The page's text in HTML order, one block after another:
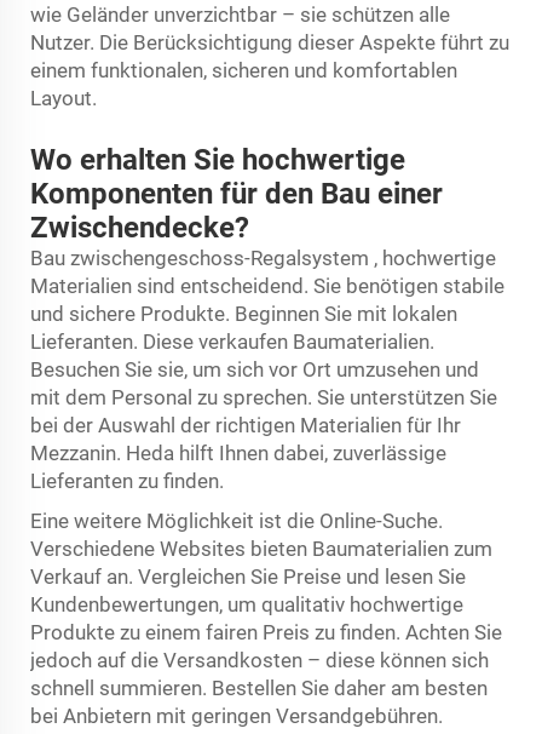
wie Geländer unverzichtbar – sie schützen alle
Nutzer. Die Berücksichtigung dieser Aspekte führt zu
einem funktionalen, sicheren und komfortablen
Layout.
Wo erhalten Sie hochwertige
Komponenten für den Bau einer
Zwischendecke?
Bau zwischengeschoss-Regalsystem , hochwertige
Materialien sind entscheidend. Sie benötigen stabile
und sichere Produkte. Beginnen Sie mit lokalen
Lieferanten. Diese verkaufen Baumaterialien.
Besuchen Sie sie, um sich vor Ort umzusehen und
mit dem Personal zu sprechen. Sie unterstützen Sie
bei der Auswahl der richtigen Materialien für Ihr
Mezzanin. Heda hilft Ihnen dabei, zuverlässige
Lieferanten zu finden.
Eine weitere Möglichkeit ist die Online-Suche.
Verschiedene Websites bieten Baumaterialien zum
Verkauf an. Vergleichen Sie Preise und lesen Sie
Kundenbewertungen, um qualitativ hochwertige
Produkte zu einem fairen Preis zu finden. Achten Sie
jedoch auf die Versandkosten – diese können sich
schnell summieren. Bestellen Sie daher am besten
bei Anbietern mit geringen Versandgebühren.